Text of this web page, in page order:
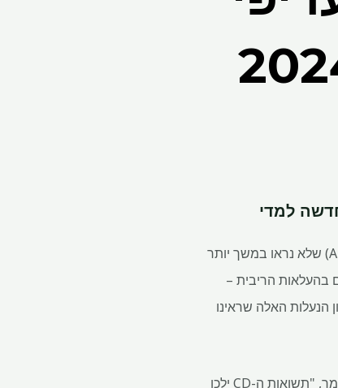
למדי
שיעורי התקליטורים ראו עלייה מהירה בשנתיים האחרונות, כאשר רבים ישבו בשיאים (אהמ 5% ומעלה APYs) שלא נראו במשך יותר
בהעלאות הריבית –
אומר על תעודות הפיקדון הנעלות האלה שראינו
בעיקרון, התעריפים יתחילו לסגת, אומרים לנו המקצוענים. גרג מקברייד, אנליסט פיננסי ראשי בבנקרייט, אומר, "תשואות ה-CD ילכו